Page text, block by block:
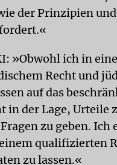
der Prinzipien
»Obwohl ich in
Recht und
auf das
in der Lage, Urteile
zu geben. Ich
qualifizierten
zu lassen.«